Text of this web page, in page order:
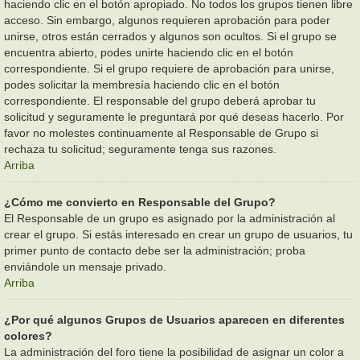
haciendo clic en el botón apropiado. No todos los grupos tienen libre
acceso. Sin embargo, algunos requieren aprobación para poder
unirse, otros están cerrados y algunos son ocultos. Si el grupo se
encuentra abierto, podes unirte haciendo clic en el botón
correspondiente. Si el grupo requiere de aprobación para unirse,
podes solicitar la membresía haciendo clic en el botón
correspondiente. El responsable del grupo deberá aprobar tu
solicitud y seguramente le preguntará por qué deseas hacerlo. Por
favor no molestes continuamente al Responsable de Grupo si
rechaza tu solicitud; seguramente tenga sus razones.
Arriba
¿Cómo me convierto en Responsable del Grupo?
El Responsable de un grupo es asignado por la administración al
crear el grupo. Si estás interesado en crear un grupo de usuarios, tu
primer punto de contacto debe ser la administración; proba
enviándole un mensaje privado.
Arriba
¿Por qué algunos Grupos de Usuarios aparecen en diferentes
colores?
La administración del foro tiene la posibilidad de asignar un color a